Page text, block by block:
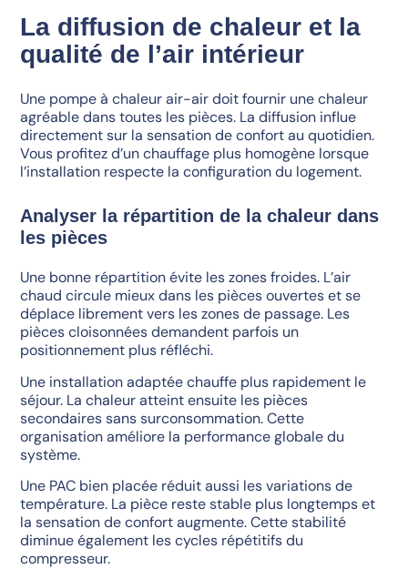
La diffusion de chaleur et la
qualité de l’air intérieur
Une pompe à chaleur air-air doit fournir une chaleur
agréable dans toutes les pièces. La diffusion influe
directement sur la sensation de confort au quotidien.
Vous profitez d’un chauffage plus homogène lorsque
l’installation respecte la configuration du logement.
Analyser la répartition de la chaleur dans
les pièces
Une bonne répartition évite les zones froides. L’air
chaud circule mieux dans les pièces ouvertes et se
déplace librement vers les zones de passage. Les
pièces cloisonnées demandent parfois un
positionnement plus réfléchi.
Une installation adaptée chauffe plus rapidement le
séjour. La chaleur atteint ensuite les pièces
secondaires sans surconsommation. Cette
organisation améliore la performance globale du
système.
Une PAC bien placée réduit aussi les variations de
température. La pièce reste stable plus longtemps et
la sensation de confort augmente. Cette stabilité
diminue également les cycles répétitifs du
compresseur.